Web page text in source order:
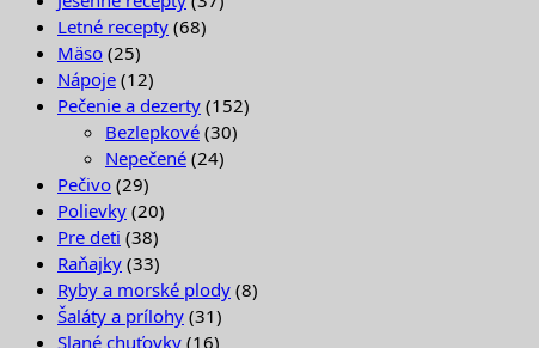
Letné recepty (68)
Mäso (25)
Nápoje (12)
Pečenie a dezerty (152)
Bezlepkové (30)
Nepečené (24)
Pečivo (29)
Polievky (20)
Pre deti (38)
Raňajky (33)
Ryby a morské plody (8)
Šaláty a prílohy (31)
Slané chuťovky (16)